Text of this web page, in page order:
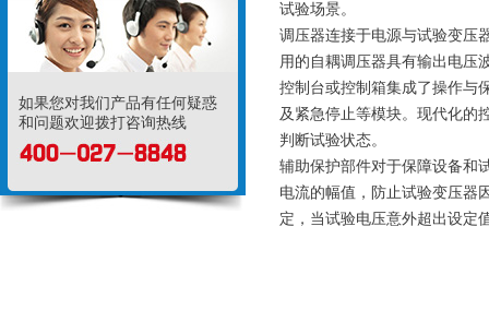
如果您对我们产品有任何疑惑
和问题欢迎拨打咨询热线
试验场景。
调压器连接于电源与试验变压
用的自耦调压器具有输出电压
控制台或控制箱集成了操作与
及紧急停止等模块。现代化的
判断试验状态。
辅助保护部件对于保障设备和
电流的幅值，防止试验变压器
定，当试验电压意外超出设定